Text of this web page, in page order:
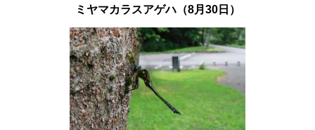
ミヤマカラスアゲハ（8月30日）